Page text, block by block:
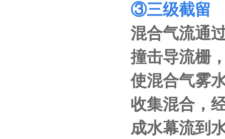
③三级截留
混合气流通
撞击导流栅
使混合气雾
收集混合，
成水幕流到